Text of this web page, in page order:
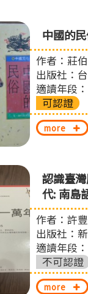
中國的
作者：莊
出版社：
適讀年段
可認證
more
認識臺
代: 南島
作者：許
出版社：
適讀年段
不可認證
more